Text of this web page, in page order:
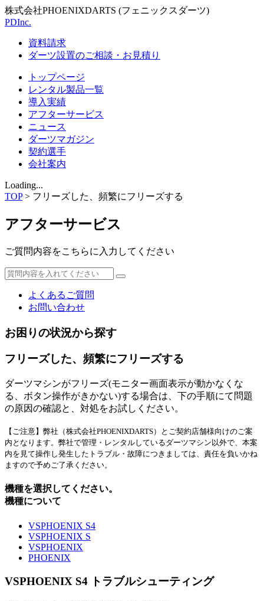
株式会社PHOENIXDARTS (フェニックスダーツ)
PDInc.
資料請求
ダーツ設置のご相談・お見積り
トップページ
レンタル製品一覧
導入実績
アフターサービス
ニュース
ダーツマガジン
契約選手
会社案内
Loading...
TOP> フリーズした、頻繁にフリーズする
アフターサービス
ご質問内容をこちらに入力してください
よくあるご質問
お問い合わせ
お困りの状況から探す
フリーズした、頻繁にフリーズする
ダーツマシンがフリーズ(モニター画面表示が動かなくな
る、ボタン操作がきかない)する場合は、下の手順にて問題
の原因の確認と、対処をお試しください。
【ご注意】 弊社（株式会社PHOENIXDARTS）とご契約店舗様向けのご案
内となります。弊社で管理・レンタルしているダーツマシン以外で、本案
内を見て操作し発生したトラブル・故障につきましては、責任を負いかね
ますので予めご了承ください。
機種を選択してください。
機種について
VSPHOENIX S4
VSPHOENIX S
VSPHOENIX
PHOENIX
VSPHOENIX S4 トラブルシューティング